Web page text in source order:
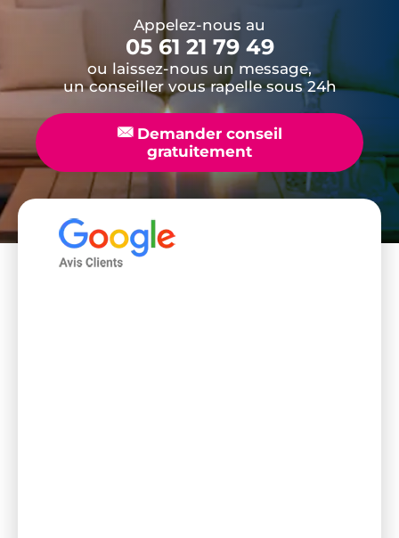
Appelez-nous au
05 61 21 79 49
ou laissez-nous un message,
un conseiller vous rapelle sous 24h
📧Demander conseil
gratuitement